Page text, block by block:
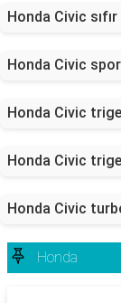
Honda Civic
Honda Civic
Honda Civic
Honda Civic
Honda Civic
Honda